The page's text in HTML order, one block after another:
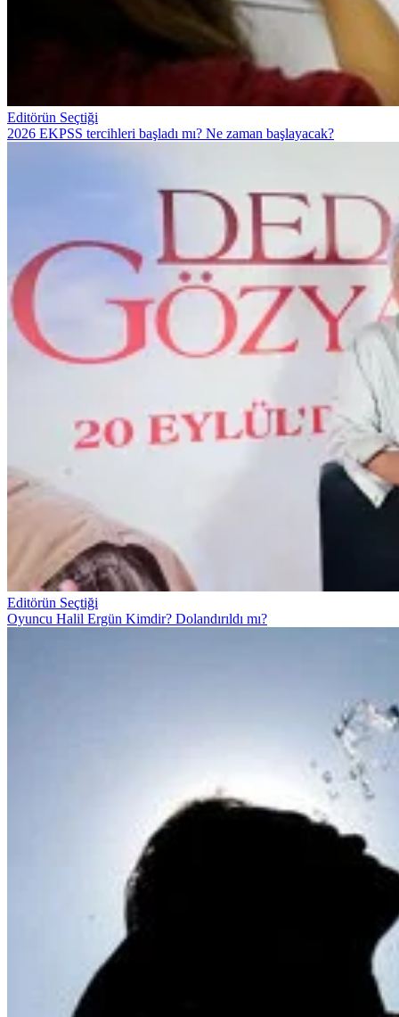
Editörün Seçtiği
2026 EKPSS tercihleri başladı mı? Ne zaman başlayacak?
Editörün Seçtiği
Oyuncu Halil Ergün Kimdir? Dolandırıldı mı?